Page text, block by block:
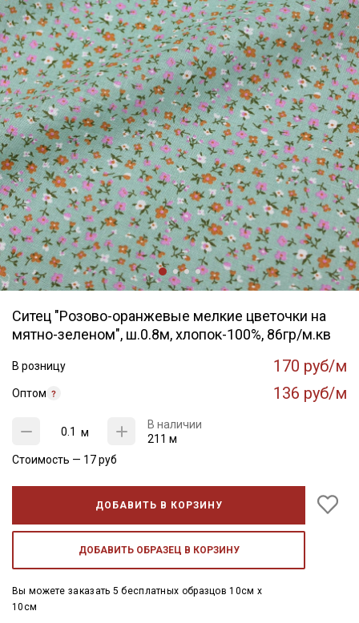
Ситец "Розово-оранжевые мелкие цветочки на
мятно-зеленом", ш.0.8м, хлопок-100%, 86гр/м.кв
В розницу 170 руб/м
Оптом 136 руб/м
м
В наличии
211 м
Стоимость — 17руб
ДОБАВИТЬ В КОРЗИНУ
ДОБАВИТЬ ОБРАЗЕЦ В КОРЗИНУ
Вы можете заказать 5 бесплатных образцов 10см x
10см